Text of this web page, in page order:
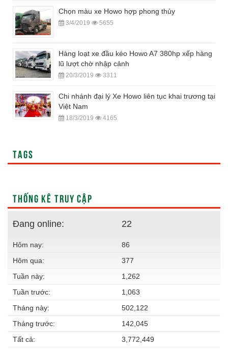
Chọn màu xe Howo hợp phong thủy
3/4/2019 5655
Hàng loạt xe đầu kéo Howo A7 380hp xếp hàng
lũ lượt chờ nhập cảnh
20/3/2019 3311
Chi nhánh đại lý Xe Howo liên tục khai trương tại
Việt Nam
18/3/2019 4165
TAGS
THỐNG KÊ TRUY CẬP
Đang online: 22
Hôm nay:
86
Hôm qua:
377
Tuần này:
1,262
Tuần trước:
1,063
Tháng này:
502,122
Tháng trước:
142,045
Tất cả:
3,772,449